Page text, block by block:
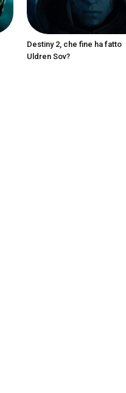
Destiny 2, che fine ha fatto
Uldren Sov?